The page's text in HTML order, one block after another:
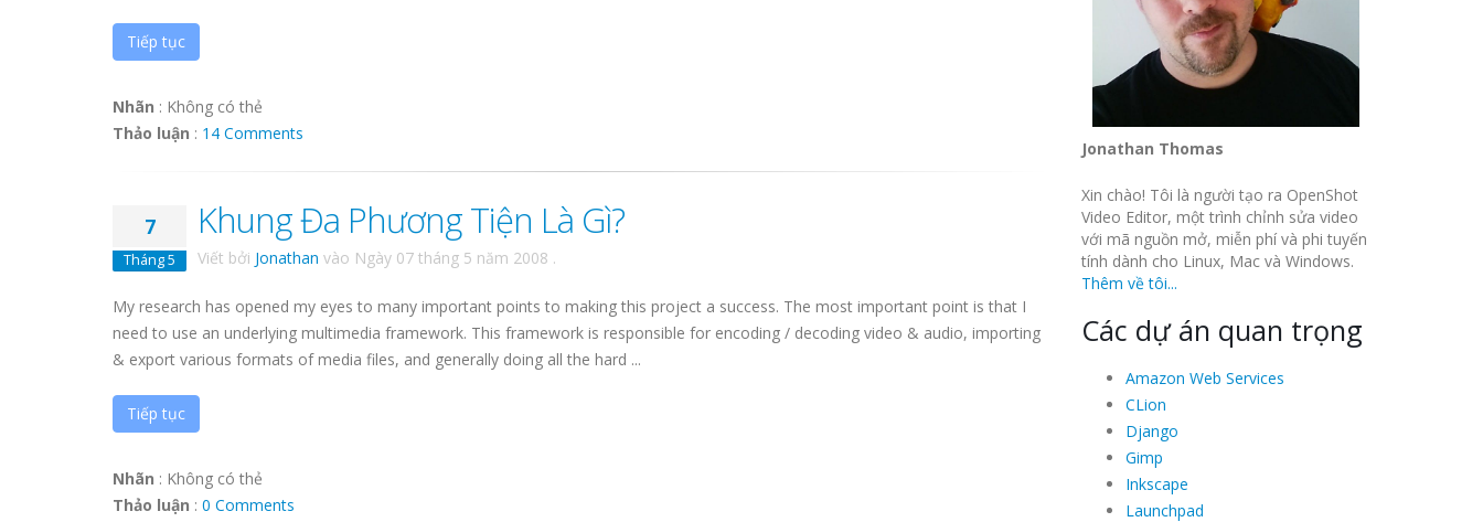
Tiếp tục
Nhãn : Không có thẻ
Thảo luận : 14 Comments
7
Tháng 5
Khung Đa Phương Tiện Là Gì?
Viết bởi Jonathan vào Ngày 07 tháng 5 năm 2008 .
My research has opened my eyes to many important points to making this project a success. The most important point is that I
need to use an underlying multimedia framework. This framework is responsible for encoding / decoding video & audio, importing
& export various formats of media files, and generally doing all the hard ...
Tiếp tục
Nhãn : Không có thẻ
Thảo luận : 0 Comments
Jonathan Thomas
Xin chào! Tôi là người tạo ra OpenShot
Video Editor, một trình chỉnh sửa video
với mã nguồn mở, miễn phí và phi tuyến
tính dành cho Linux, Mac và Windows.
Thêm về tôi...
Các dự án quan trọng
Amazon Web Services
CLion
Django
Gimp
Inkscape
Launchpad